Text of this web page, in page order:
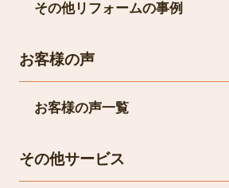
その他リフォームの事例
お客様の声
お客様の声一覧
その他サービス